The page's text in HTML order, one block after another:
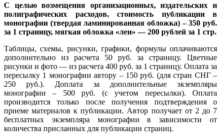
С целью возмещения организационных, издательских и
полиграфических расходов, стоимость публикации в
монографии (твердая ламинированная обложка) – 350 руб.
за 1 страницу, мягкая обложка «лен» — 200 рублей за 1 стр.
Таблицы, схемы, рисунки, графики, формулы оплачиваются
дополнительно из расчета 50 руб. за страницу. Цветные
рисунки и фото — из расчета 400 руб. за 1 страницу. Оплата за
пересылку 1 монографии автору – 150 руб. (для стран СНГ –
250 руб.). Доплата за дополнительные экземпляры
монографии – 500 руб. (с учетом пересылки). Оплата
производится только после получения подтверждения о
приеме материалов к публикации. Автор получает от 2 до 7
бесплатных экземпляра монографии в зависимости от
количества присланных для публикации страниц.